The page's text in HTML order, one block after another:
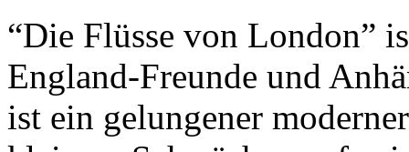
“Die Flüsse von London”
England-Freunde und
ist ein gelungener